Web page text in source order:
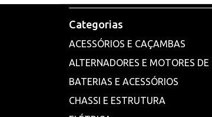
Categorias
ACESSÓRIOS E CAÇAMBAS
ALTERNADORES E MOTORES DE
BATERIAS E ACESSÓRIOS
CHASSI E ESTRUTURA